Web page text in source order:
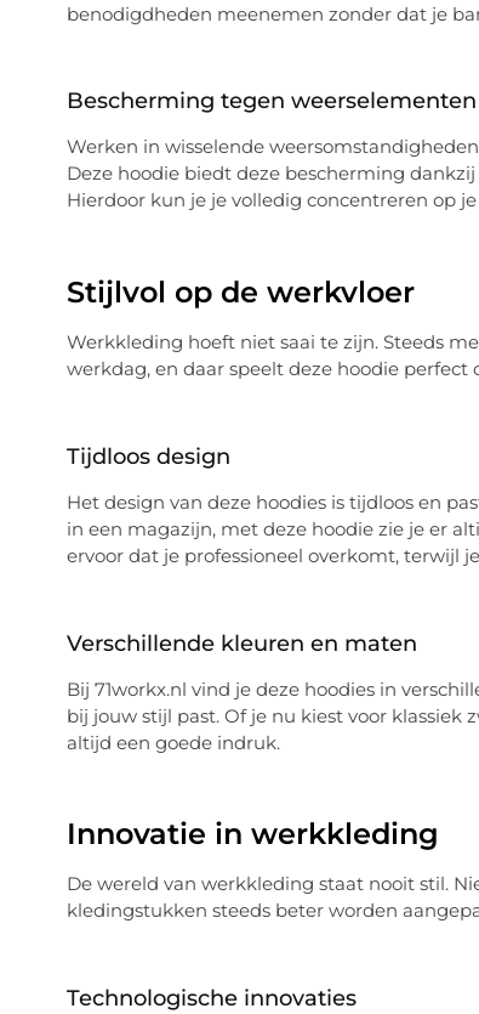
benodigdheden meenemen zonder dat je
Bescherming tegen weerselementen
Werken in wisselende
Deze hoodie biedt deze bescherming
Hierdoor kun je je volledig concentreren op
Stijlvol op de werkvloer
Werkkleding hoeft niet saai te zijn. Steeds
werkdag, en daar speelt deze hoodie perfect
Tijdloos design
Het design van deze hoodies is tijdloos en
in een magazijn, met deze hoodie zie je er
ervoor dat je professioneel overkomt, terwijl
Verschillende kleuren en maten
Bij 71workx.nl vind je deze hoodies in
bij jouw stijl past. Of je nu kiest voor klassiek
altijd een goede indruk.
Innovatie in werkkleding
De wereld van werkkleding staat nooit stil.
kledingstukken steeds beter worden
Technologische innovaties